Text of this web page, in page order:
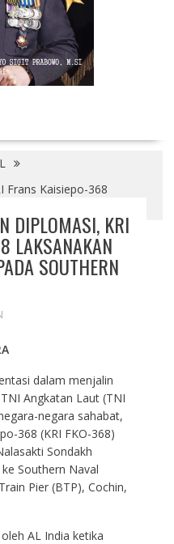
Frans Kaisiepo-368
Naval Command
DIPLOMASI, KRI
LAKSANAKAN
SOUTHERN
dalam menjalin
Angkatan Laut (TNI
negara sahabat,
368 (KRI FKO-368)
Sondakh
Southern Naval
Pier (BTP), Cochin,
AL India ketika